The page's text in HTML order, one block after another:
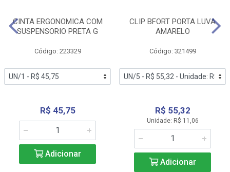
CINTA ERGONOMICA COM
SUSPENSORIO PRETA G
Código: 223329
R$ 45,75
Adicionar
CLIP BFORT PORTA LUVA
AMARELO
Código: 321499
R$ 55,32
Unidade: R$ 11,06
Adicionar